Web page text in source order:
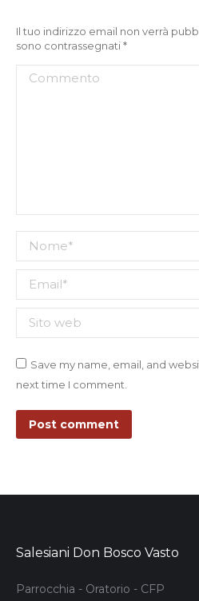
Il tuo indirizzo email non verrà
sono contrassegnati*
Commento
Nome *
Email *
Sito web
Save my name, email, and
next time I comment.
Post comment
Salesiani Don Bosco Vasto
Parrocchia - Oratorio - CFP